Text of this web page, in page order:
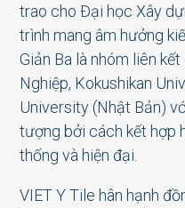
trao cho Đại học Xây
trình mang âm hưởng
Giản Ba là nhóm liên
Nghiệp, Kokushikan
University (Nhật Bản)
tượng bởi cách kết hợp
thống và hiện đại.
VIET Y Tile hân hạnh